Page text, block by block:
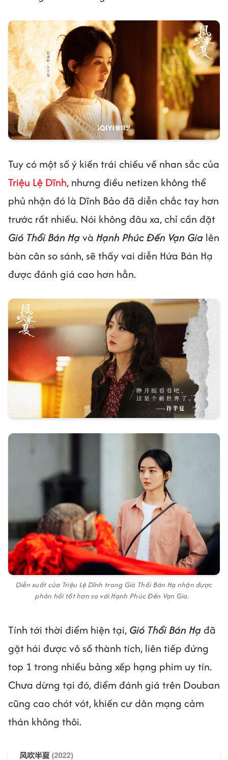
Tuy có một số ý kiến trái chiếu về nhan sắc của
Triệu Lệ Dĩnh, nhưng điều netizen không thể
phủ nhận đó là Dĩnh Bảo đã diễn chắc tay hơn
trước rất nhiều. Nói không đâu xa, chỉ cần đặt
Gió Thổi Bán Hạvà Hạnh Phúc Đến Vạn Gia lên
bàn cân so sánh, sẽ thấy vai diễn Hứa Bán Hạ
được đánh giá cao hơn hẳn.
Diễn xuất của Triệu Lệ Dĩnh trong Gió Thổi Bán Hạ nhận được
phản hồi tốt hơn so với Hạnh Phúc Đến Vạn Gia.
Tính tới thời điểm hiện tại, Gió Thổi Bán Hạđã
gặt hái được vô số thành tích, liên tiếp đứng
top 1 trong nhiều bảng xếp hạng phim uy tín.
Chưa dừng tại đó, điểm đánh giá trên Douban
cũng cao chót vót, khiến cư dân mạng cảm
thán không thôi.